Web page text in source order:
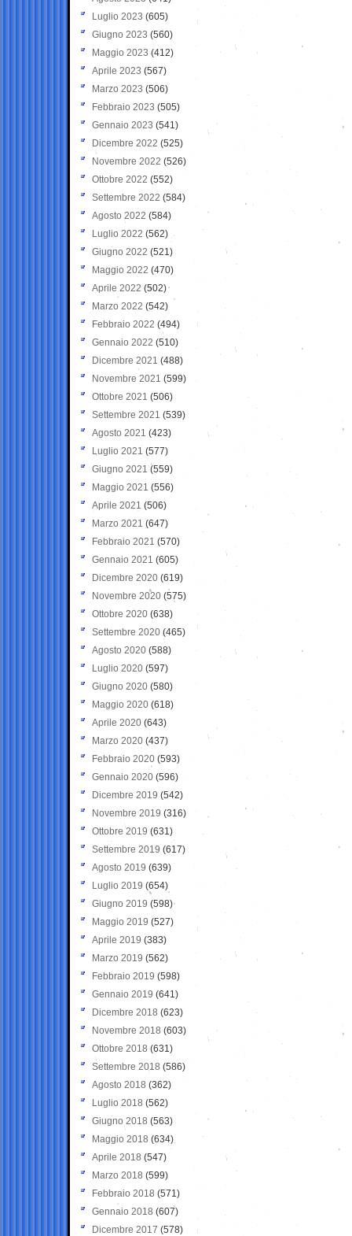
Luglio 2023 (605)
Giugno 2023 (560)
Maggio 2023 (412)
Aprile 2023 (567)
Marzo 2023 (506)
Febbraio 2023 (505)
Gennaio 2023 (541)
Dicembre 2022 (525)
Novembre 2022 (526)
Ottobre 2022 (552)
Settembre 2022 (584)
Agosto 2022 (584)
Luglio 2022 (562)
Giugno 2022 (521)
Maggio 2022 (470)
Aprile 2022 (502)
Marzo 2022 (542)
Febbraio 2022 (494)
Gennaio 2022 (510)
Dicembre 2021 (488)
Novembre 2021 (599)
Ottobre 2021 (506)
Settembre 2021 (539)
Agosto 2021 (423)
Luglio 2021 (577)
Giugno 2021(559)
Maggio 2021 (556)
Aprile 2021 (506)
Marzo 2021 (647)
Febbraio 2021 (570)
Gennaio 2021 (605)
Dicembre 2020 (619)
Novembre 2020 (575)
Ottobre 2020 (638)
Settembre 2020(465)
Agosto 2020 (588)
Luglio 2020 (597)
Giugno 2020 (580)
Maggio 2020 (618)
Aprile 2020 (643)
Marzo 2020 (437)
Febbraio 2020 (593)
Gennaio 2020 (596)
Dicembre 2019 (542)
Novembre 2019 (316)
Ottobre 2019 (631)
Settembre 2019 (617)
Agosto 2019 (639)
Luglio 2019 (654)
Giugno 2019 (598)
Maggio 2019 (527)
Aprile 2019 (383)
Marzo 2019 (562)
Febbraio 2019 (598)
Gennaio 2019 (641)
Dicembre 2018 (623)
Novembre 2018 (603)
Ottobre 2018 (631)
Settembre 2018 (586)
Agosto 2018 (362)
Luglio 2018 (562)
Giugno 2018 (563)
Maggio 2018 (634)
Aprile 2018 (547)
Marzo 2018 (599)
Febbraio 2018 (571)
Gennaio 2018 (607)
Dicembre 2017 (578)